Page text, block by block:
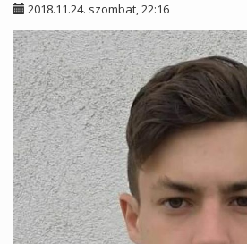
2018.11.24. szombat, 22:16